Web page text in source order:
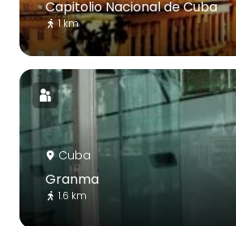
Capitolio Nacional de Cuba
1 km
Cuba
Granma
1.6 km